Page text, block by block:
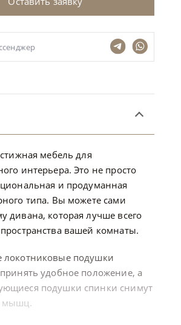
мебель для
интерьера. Это не просто
и продуманная
типа. Вы можете сами
дивана, которая лучше всего
вашей комнаты.
локотниковые подушки
удобное положение, а
подушки спинки снимут
мышц.